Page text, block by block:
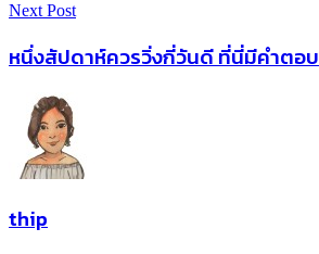
Next Post
หนึ่งสัปดาห์ควรวิ่งกี่วันดี ที่นี่มีคำตอบ
thip